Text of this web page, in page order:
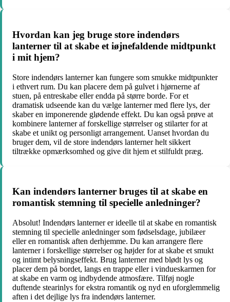
Hvordan kan jeg bruge store indendørs
lanterner til at skabe et iøjnefaldende midtpunkt
i mit hjem?
Store indendørs lanterner kan fungere som smukke midtpunkter
i ethvert rum. Du kan placere dem på gulvet i hjørnerne af
stuen, på entreskabe eller endda på større borde. For et
dramatisk udseende kan du vælge lanterner med flere lys, der
skaber en imponerende glødende effekt. Du kan også prøve at
kombinere lanterner af forskellige størrelser og stilarter for at
skabe et unikt og personligt arrangement. Uanset hvordan du
bruger dem, vil de store indendørs lanterner helt sikkert
tiltrække opmærksomhed og give dit hjem et stilfuldt præg.
Kan indendørs lanterner bruges til at skabe en
romantisk stemning til specielle anledninger?
Absolut! Indendørs lanterner er ideelle til at skabe en romantisk
stemning til specielle anledninger som fødselsdage, jubilæer
eller en romantisk aften derhjemme. Du kan arrangere flere
lanterner i forskellige størrelser og højder for at skabe et smukt
og intimt belysningseffekt. Brug lanterner med blødt lys og
placer dem på bordet, langs en trappe eller i vindueskarmen for
at skabe en varm og indbydende atmosfære. Tilføj nogle
duftende stearinlys for ekstra romantik og nyd en uforglemmelig
aften i det dejlige lys fra indendørs lanterner.